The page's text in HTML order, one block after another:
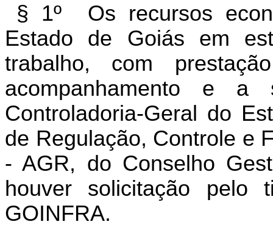
§ 1º Os recursos
Estado de Goiás em
trabalho, com
acompanhamento e a
Controladoria-Geral do
de Regulação, Controle e
- AGR, do Conselho
houver solicitação pelo
GOINFRA.